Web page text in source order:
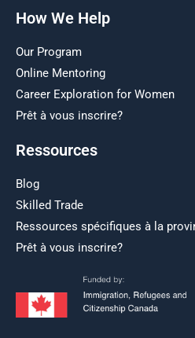
How We Help
Our Program
Online Mentoring
Career Exploration for Women
Prêt à vous inscrire?
Ressources
Blog
Skilled Trade
Ressources spécifiques à la
Prêt à vous inscrire?